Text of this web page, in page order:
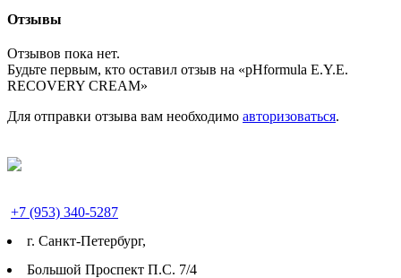
Отзывы
Отзывов пока нет.
Будьте первым, кто оставил отзыв на «pHformula E.Y.E.
RECOVERY CREAM»
Для отправки отзыва вам необходимо авторизоваться.
+7 (953) 340-5287
г. Cанкт-Петербург,
Большой Проспект П.С. 7/4